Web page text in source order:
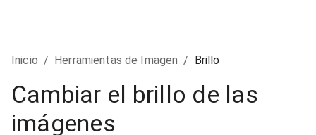
Inicio / Herramientas de Imagen / Brillo
Cambiar el brillo de las
imágenes